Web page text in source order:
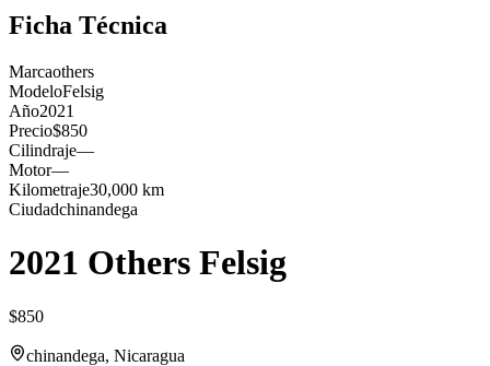
Ficha Técnica
Marcaothers
ModeloFelsig
Año2021
Precio$850
Cilindraje—
Motor—
Kilometraje30,000 km
Ciudadchinandega
2021 Others Felsig
$850
chinandega, Nicaragua